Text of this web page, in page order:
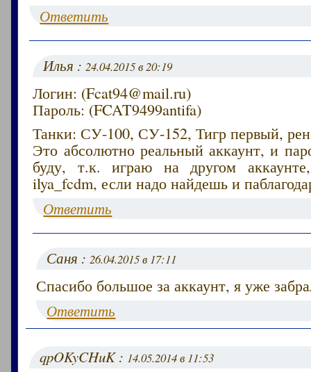
Ответить
Илья :24.04.2015 в 20:19
Логин: (Fcat94@mail.ru)
Пароль: (FCAT9499antifa)
Танки: СУ-100, СУ-152, Тигр первый,
Это абсолютно реальный аккаунт, и
буду, т.к. играю на другом
ilya_fcdm, если надо найдешь и
Ответить
Саня :26.04.2015 в 17:11
Спасибо большое за аккаунт, я уже
Ответить
qpOKyCHuK : 14.05.2014 в 11:53